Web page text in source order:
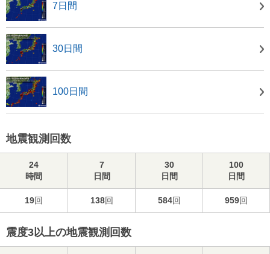
7日間
30日間
100日間
地震観測回数
24
時間
7
日間
30
日間
100
日間
19回 138回 584回 959回
震度3以上の地震観測回数